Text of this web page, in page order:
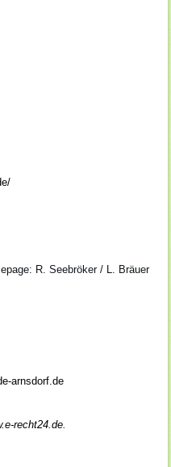
R. Seebröker / L. Bräuer
arnsdorf.de
recht24.de.